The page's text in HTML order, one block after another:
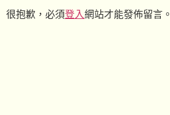
很抱歉，必須登入網站才能發佈留言。